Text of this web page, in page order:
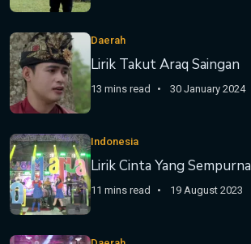
Daerah
Lirik Takut Araq Saingan
13 mins read 30 January 2024
Indonesia
Lirik Cinta Yang Sempurna
11 mins read 19 August 2023